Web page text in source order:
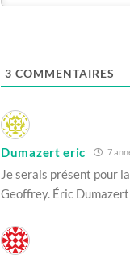
3 COMMENTAIRES
Dumazert eric 7
Je serais présent pour
Geoffrey. Éric Dumazert